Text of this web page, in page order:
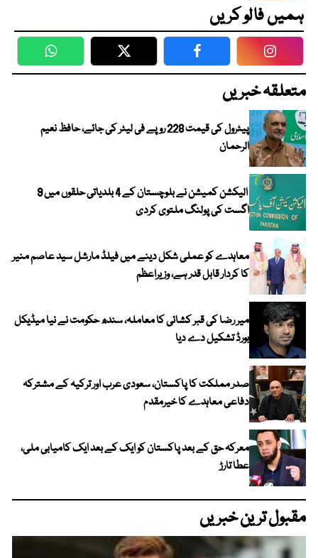
ہمیں فالو کریں
WhatsApp Twitter Facebook
متعلقہ خبریں
پیٹرول کی قیمت 228 روپے فی لیٹر کی جائے، حافظ نعیم
الرحمان
الیکشن کمیشن نے بلوچستان کے 4 بلدیاتی حلقوں میں 9
اگست کی پولنگ ملتوی کردی
معاہدے کو عملی شکل دینے میں فیلڈ مارشل سید عاصم منیر
کا کردار قابل قدر ہے، وزیراعظم
میر رضا کی قبر کشائی کا معاملہ، سندھ حکومت نے نیا میڈیکل
بورڈ تشکیل دے دیا
صدر مملکت کا پاکستان، سعودی عرب اور ترکیہ کے مشترکہ
دفاعی معاہدے کا خیرمقدم
معرکہ حق کے بعد پاکستان کو ایک کے بعد ایک کامیابی ملی،
عطا تارڑ
مقبول ترین خبریں